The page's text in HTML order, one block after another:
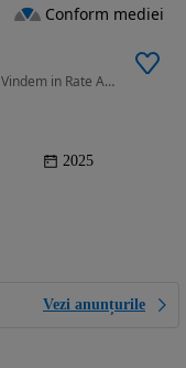
1993 cm3 • 142 CP • Honda Civic 2.0i Hibrid // Vindem in Rate Avans Zero cu Buletinul //
2025
Vezi anunțurile
Conform mediei